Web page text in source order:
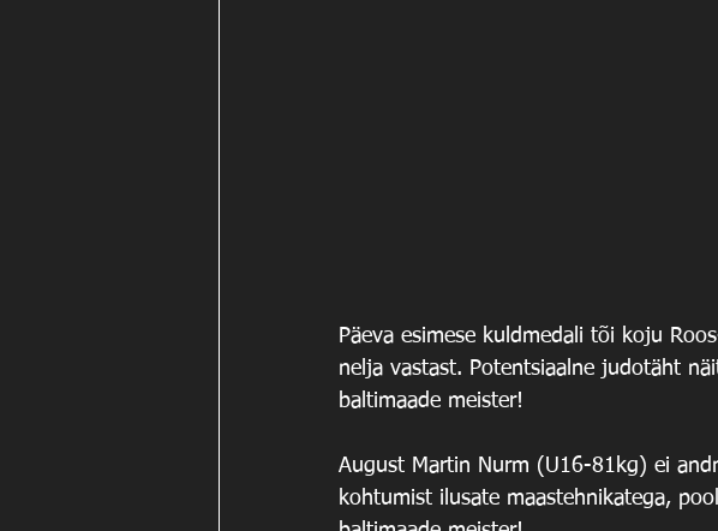
Päeva esimese kuldmedali tõi koju
nelja vastast. Potentsiaalne judotäht
baltimaade meister!
August Martin Nurm (U16-81kg) ei
kohtumist ilusate maastehnikatega,